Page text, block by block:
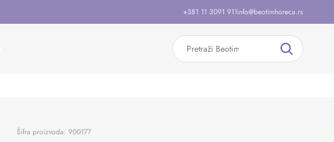
+381 11 3091 911info@beotimhoreca.rs
Šifra proizvoda:900177